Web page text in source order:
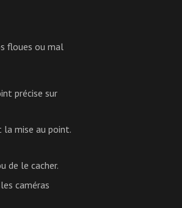
floues ou mal
précise sur
mise au point.
de le cacher.
caméras